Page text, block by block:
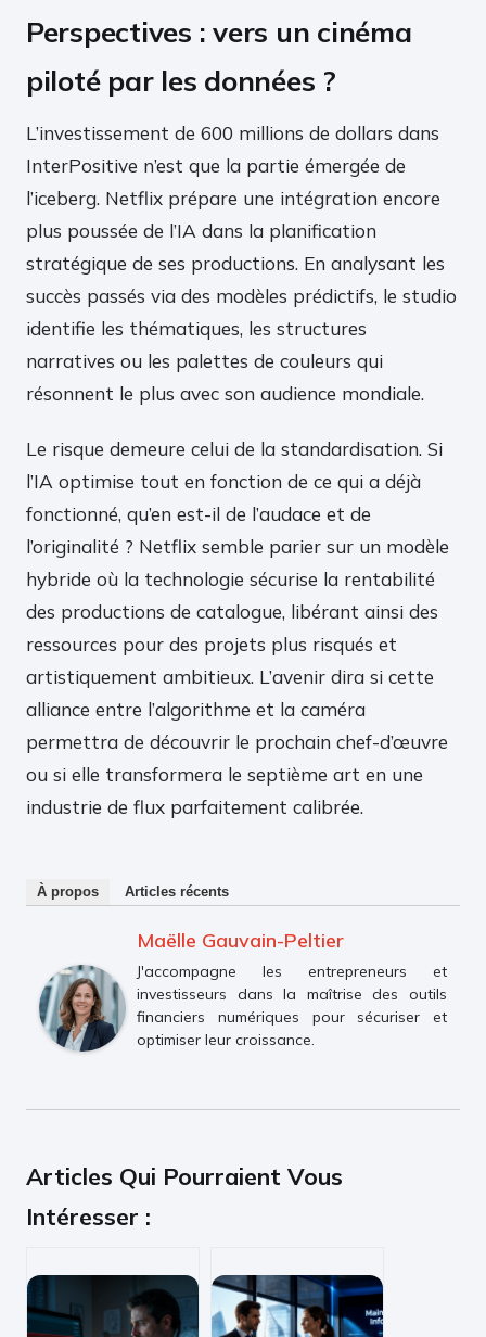
Perspectives : vers un cinéma
piloté par les données ?
L’investissement de 600 millions de dollars dans
InterPositive n’est que la partie émergée de
l’iceberg. Netflix prépare une intégration encore
plus poussée de l’IA dans la planification
stratégique de ses productions. En analysant les
succès passés via des modèles prédictifs, le studio
identifie les thématiques, les structures
narratives ou les palettes de couleurs qui
résonnent le plus avec son audience mondiale.
Le risque demeure celui de la standardisation. Si
l’IA optimise tout en fonction de ce qui a déjà
fonctionné, qu’en est-il de l’audace et de
l’originalité ? Netflix semble parier sur un modèle
hybride où la technologie sécurise la rentabilité
des productions de catalogue, libérant ainsi des
ressources pour des projets plus risqués et
artistiquement ambitieux. L’avenir dira si cette
alliance entre l’algorithme et la caméra
permettra de découvrir le prochain chef-d’œuvre
ou si elle transformera le septième art en une
industrie de flux parfaitement calibrée.
À propos Articles récents
Maëlle Gauvain-Peltier
J'accompagne les entrepreneurs et
investisseurs dans la maîtrise des outils
financiers numériques pour sécuriser et
optimiser leur croissance.
Articles Qui Pourraient Vous
Intéresser :